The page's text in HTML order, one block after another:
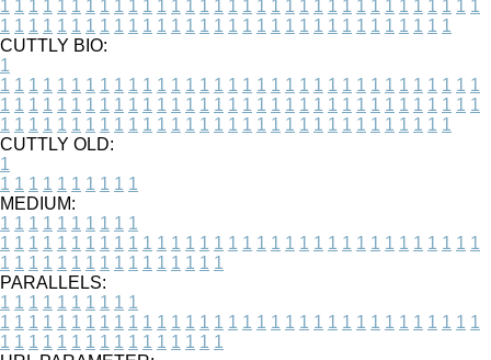
1 1 1 1 1 1 1 1 1 1 1 1 1 1 1 1 1 1 1 1 1 1 1 1 1 1 1 1 1 1 1 1 1 1
1 1 1 1 1 1 1 1 1 1 1 1 1 1 1 1 1 1 1 1 1 1 1 1 1 1 1 1 1 1 1 1
CUTTLY BIO:
1
1 1 1 1 1 1 1 1 1 1 1 1 1 1 1 1 1 1 1 1 1 1 1 1 1 1 1 1 1 1 1 1 1 1
1 1 1 1 1 1 1 1 1 1 1 1 1 1 1 1 1 1 1 1 1 1 1 1 1 1 1 1 1 1 1 1 1 1
1 1 1 1 1 1 1 1 1 1 1 1 1 1 1 1 1 1 1 1 1 1 1 1 1 1 1 1 1 1 1 1
CUTTLY OLD:
1
1 1 1 1 1 1 1 1 1 1
MEDIUM:
1 1 1 1 1 1 1 1 1 1
1 1 1 1 1 1 1 1 1 1 1 1 1 1 1 1 1 1 1 1 1 1 1 1 1 1 1 1 1 1 1 1 1 1
1 1 1 1 1 1 1 1 1 1 1 1 1 1 1 1
PARALLELS:
1 1 1 1 1 1 1 1 1 1
1 1 1 1 1 1 1 1 1 1 1 1 1 1 1 1 1 1 1 1 1 1 1 1 1 1 1 1 1 1 1 1 1 1
1 1 1 1 1 1 1 1 1 1 1 1 1 1 1 1